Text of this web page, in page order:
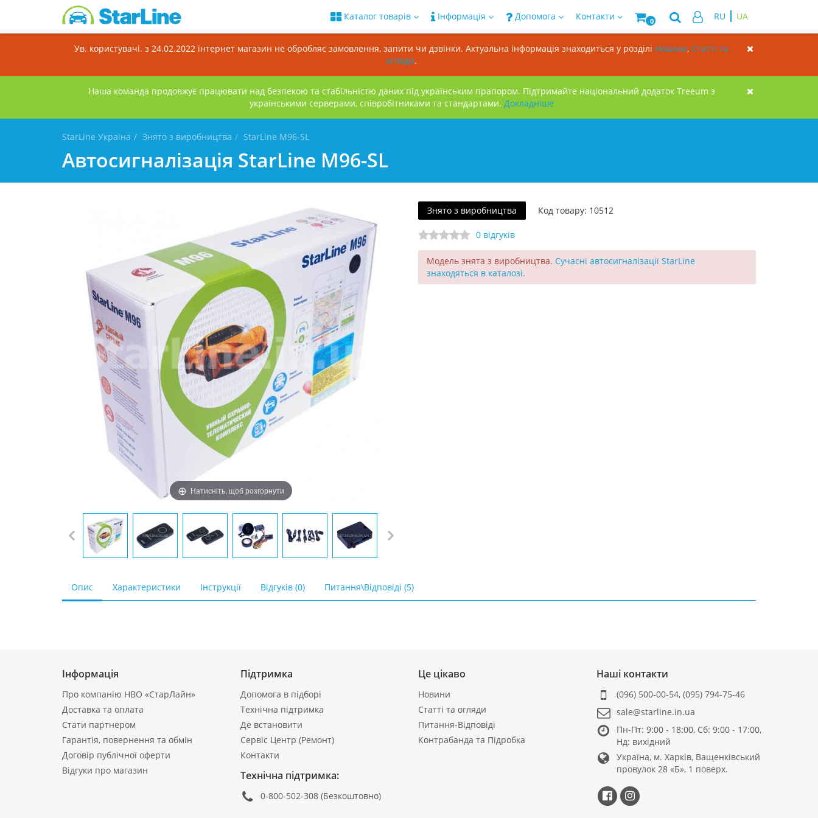
Ув. користувачі. з 24.02.2022 інтернет магазин не обробляє замовлення, запити чи дзвінки. Актуальна інформація знаходиться у розділі Новини, Статті та
огляди.
Наша команда продовжує працювати над безпекою та стабільністю даних під українським прапором. Підтримайте національний додаток Treeum з
українськими серверами, співробітниками та стандартами. Докладнiше
Каталог товарів Інформація Допомога Контакти 0 RU UA
StarLine Україна Знято з виробництва StarLine M96-SL
Автосигналізація StarLine M96-SL
Натисніть, щоб розгорнути
Знято з виробництва Код товару: 10512
0 відгуків
Модель знята з виробництва. Сучасні автосигналізації StarLine
знаходяться в каталозі.
Опис Характеристики Інструкції Відгуків (0) Питання\Відповіді (5)
Інформація
Про компанію НВО «СтарЛайн»
Доставка та оплата
Стати партнером
Гарантія, повернення та обмін
Договір публічної оферти
Відгуки про магазин
Підтримка
Допомога в підборі
Технічна підтримка
Де встановити
Сервіс Центр (Ремонт)
Контакти
Технічна підтримка:
0-800-502-308 (Безкоштовно)
Це цікаво
Новини
Статті та огляди
Питання-Відповіді
Контрабанда та Підробка
Наші контакти
(096) 500-00-54,(095) 794-75-46
sale@starline.in.ua
Пн-Пт: 9:00 - 18:00, Сб: 9:00 - 17:00,
Нд: вихідний
Україна, м. Харків, Ващенківський
провулок 28 «Б», 1 поверх.